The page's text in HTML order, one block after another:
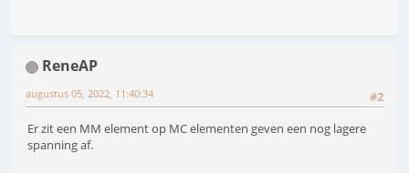
ReneAP
#2
augustus 05, 2022, 11:40:34
Er zit een MM element op MC elementen geven een nog lagere
spanning af.